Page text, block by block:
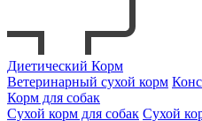
Диетический Корм
Ветеринарный сухой корм
Корм для собак
Сухой корм для собак Сухой